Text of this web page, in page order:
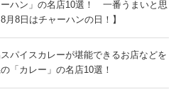
ハン」の名店10選！ 一番うまいと思
月8日はチャーハンの日！】
パイスカレーが堪能できるお店などを
「カレー」の名店10選！